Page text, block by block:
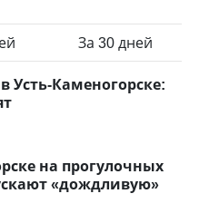
За 30 дней
Усть-Каменогорске:
на прогулочных
«дождливую»